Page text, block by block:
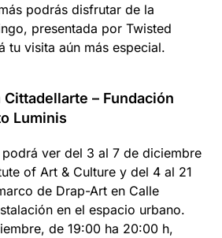
podrás disfrutar de la
presentada por Twisted
tu visita aún más especial.
– Fundación
Luminis
ver del 3 al 7 de diciembre
of Art & Culture y del 4 al 21
de Drap-Art en Calle
en el espacio urbano.
de 19:00 ha 20:00 h,